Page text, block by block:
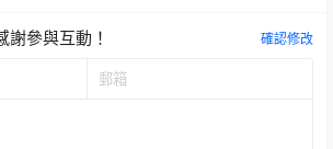
謝參與互動！ 確認修改